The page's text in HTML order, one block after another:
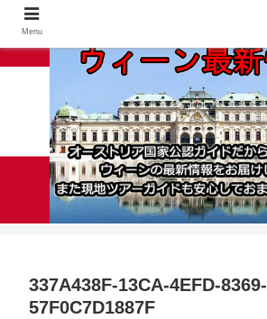
337A438F-13CA-4EFD-8369-
57F0C7D1887F
Menu